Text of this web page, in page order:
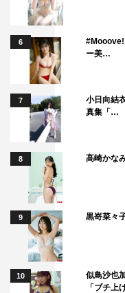
イドルの方がやられ
し、勇気のいる決断
だ時点から思ってい
見して、日々敬意を感
『泥濘の食卓』櫻井海音 ©
6
#Mooove!
ー美…
7
小日向結
真集「…
8 高崎かな
9 黒嵜菜々
10
似鳥沙也
「ブチ上